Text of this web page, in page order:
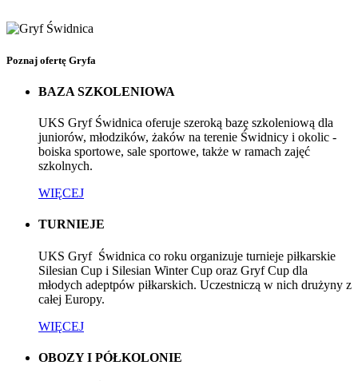
Poznaj ofertę Gryfa
BAZA SZKOLENIOWA
UKS Gryf Świdnica oferuje szeroką bazę szkoleniową dla
juniorów, młodzików, żaków na terenie Świdnicy i okolic -
boiska sportowe, sale sportowe, także w ramach zajęć
szkolnych.
WIĘCEJ
TURNIEJE
UKS Gryf Świdnica co roku organizuje turnieje piłkarskie
Silesian Cup i Silesian Winter Cup oraz Gryf Cup dla
młodych adeptpów piłkarskich. Uczestniczą w nich drużyny z
całej Europy.
WIĘCEJ
OBOZY I PÓŁKOLONIE